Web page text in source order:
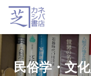
民俗学・文